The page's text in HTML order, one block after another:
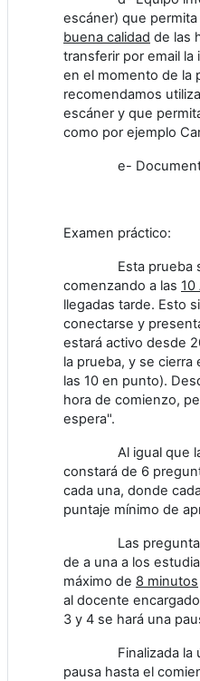
escáner) que
buena calidad de las
transferir por email
en el momento de la
recomendamos
escáner y que
como por ejemplo
e- Documento
Examen práctico:
Esta prueba se
comenzando a las 10
llegadas tarde. Esto
conectarse y
estará activo desde
la prueba, y se cierra
las 10 en punto).
hora de comienzo,
espera".
Al igual que la
constará de 6
cada una, donde
puntaje mínimo de
Las preguntas
de a una a los
máximo de 8 minutos
al docente
3 y 4 se hará una
Finalizada la
pausa hasta el